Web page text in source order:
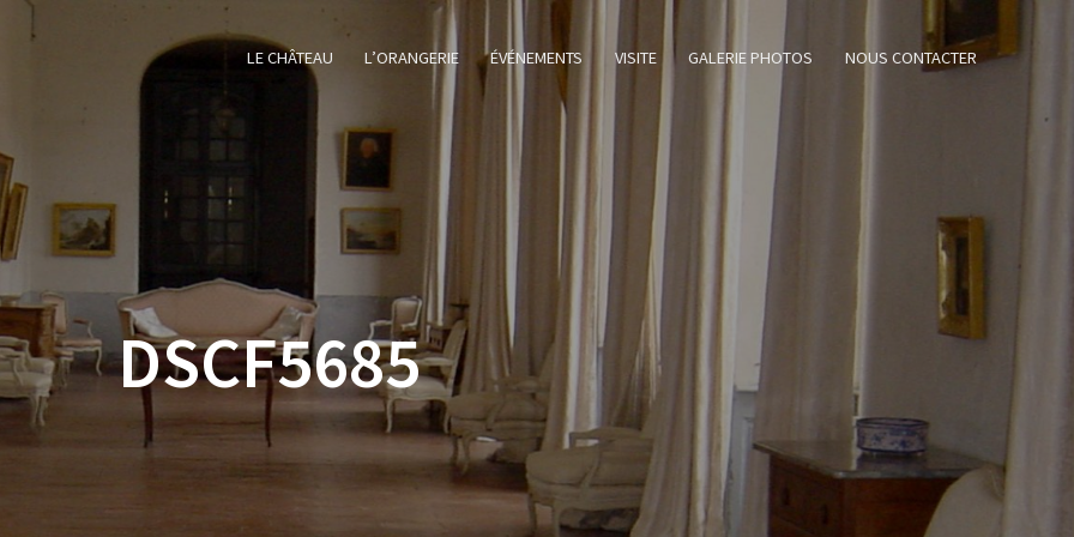
LE CHÂTEAU L’ORANGERIE ÉVÉNEMENTS VISITE GALERIE PHOTOS NOUS CONTACTER
DSCF5685